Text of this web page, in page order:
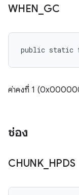
WHEN GC
public static
ค่าคงที่ 1
ช่อง
CHUNK_ HPDS